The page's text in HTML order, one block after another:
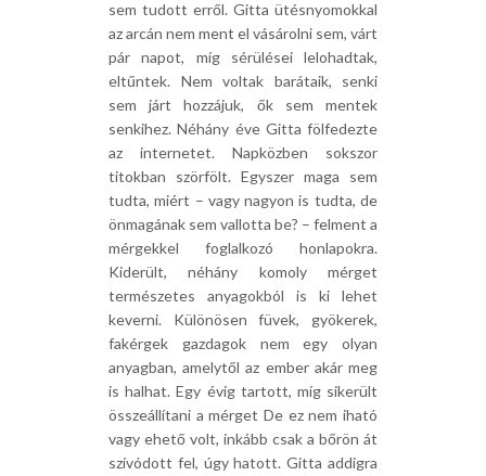
sem tudott erről. Gitta ütésnyomokkal
az arcán nem ment el vásárolni sem, várt
pár napot, míg sérülései lelohadtak,
eltűntek. Nem voltak barátaik, senki
sem járt hozzájuk, ők sem mentek
senkihez. Néhány éve Gitta fölfedezte
az internetet. Napközben sokszor
titokban szörfölt. Egyszer maga sem
tudta, miért – vagy nagyon is tudta, de
önmagának sem vallotta be? – felment a
mérgekkel foglalkozó honlapokra.
Kiderült, néhány komoly mérget
természetes anyagokból is ki lehet
keverni. Különösen füvek, gyökerek,
fakérgek gazdagok nem egy olyan
anyagban, amelytől az ember akár meg
is halhat. Egy évig tartott, míg sikerült
összeállítani a mérget De ez nem iható
vagy ehető volt, inkább csak a bőrön át
szívódott fel, úgy hatott. Gitta addigra